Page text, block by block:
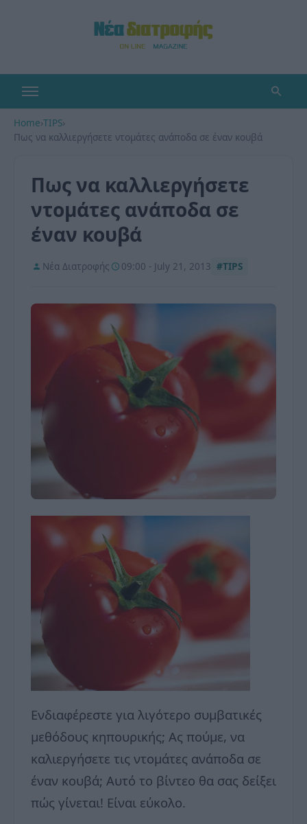
Home›TIPS›
Πως να καλλιεργήσετε ντομάτες ανάποδα σε έναν κουβά
Πως να καλλιεργήσετε
ντομάτες ανάποδα σε
έναν κουβά
Νέα Διατροφής 09:00 - July 21, 2013 #TIPS
Ενδιαφέρεστε για λιγότερο συμβατικές
μεθόδους κηπουρικής; Ας πούμε, να
καλιεργήσετε τις ντομάτες ανάποδα σε
έναν κουβά; Αυτό το βίντεο θα σας δείξει
πώς γίνεται! Είναι εύκολο.